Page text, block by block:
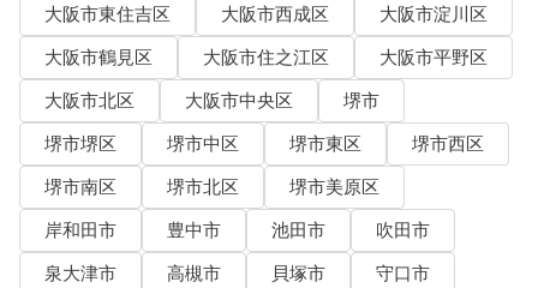
大阪市東住吉区
大阪市西成区
大阪市淀川区
大阪市鶴見区
大阪市住之江区
大阪市平野区
大阪市北区
大阪市中央区
堺市
堺市堺区
堺市中区 堺市東区
堺市西区
堺市南区
堺市北区
堺市美原区
岸和田市
豊中市 池田市
吹田市
泉大津市
高槻市 貝塚市
守口市